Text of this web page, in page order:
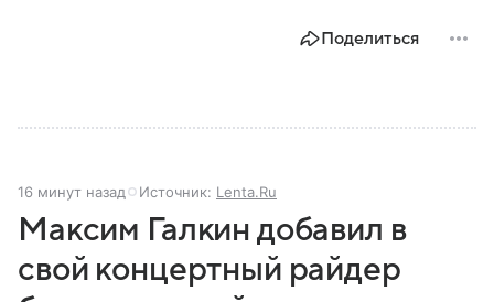
Поделиться
16 минут назад Источник: Lenta.Ru
Максим Галкин добавил в
свой концертный райдер